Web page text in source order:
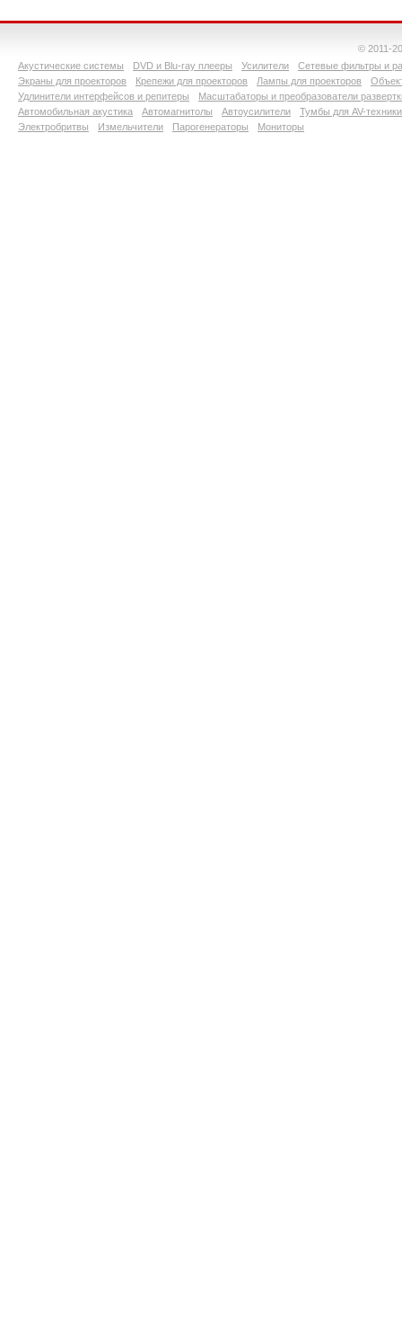
© 2011-
Акустические системы
DVD и Blu-ray плееры Усилители
Сетевые фильтры и
Экраны для проекторов
Крепежи для проекторов Лампы для проекторов
Удлинители интерфейсов и репитеры
Масштабаторы и преобразователи
Автомобильная акустика
Автомагнитолы Автоусилители
Тумбы для AV-техники
Электробритвы
Измельчители Парогенераторы Мониторы